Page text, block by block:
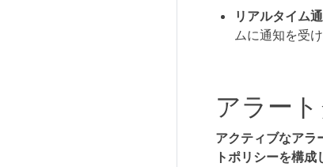
リアルタイム通
ムに通知を受
アラー
アクティブなアラ
トポリシーを構